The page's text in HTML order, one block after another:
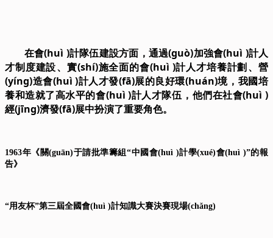
在會(huì )計隊伍建設方面，通過(guò)加強會(huì )計人
才制度建設、實(shí)施全面的會(huì )計人才培養計劃、營
(yíng)造會(huì )計人才發(fā)展的良好環(huán)境，我國培
養和造就了高水平的會(huì )計人才隊伍，他們在社會(huì )
經(jīng)濟發(fā)展中扮演了重要角色。
1963年《關(guān)于請批準籌組“中國會(huì )計學(xué)會(huì )”的報
告》
“用友杯”第三屆全國會(huì )計知識大賽決賽現場(chǎng)